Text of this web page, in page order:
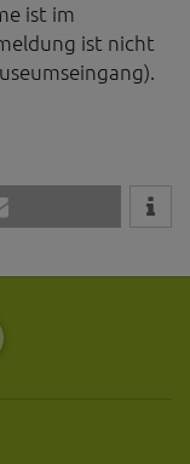
ist im
ist nicht